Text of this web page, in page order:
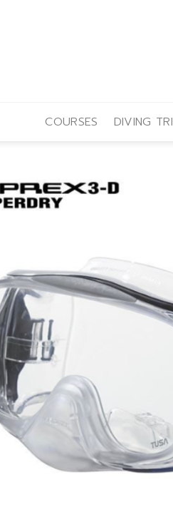
COURSES DIVING